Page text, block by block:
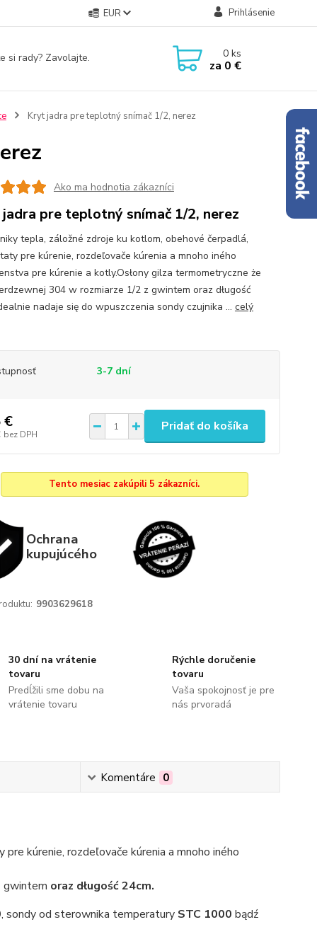
EUR Prihlásenie
si rady? Zavolajte. 0ks
za 0 €
Kryt jadra pre teplotný snímač 1/2, nerez
Ako ma hodnotia zákazníci
pre teplotný snímač 1/2, nerez
tepla, záložné zdroje ku kotlom, obehové čerpadlá,
pre kúrenie, rozdeľovače kúrenia a mnoho iného
pre kúrenie a kotly.Osłony gilza termometryczne że
304 w rozmiarze 1/2 z gwintem oraz długość
nadaje się do wpuszczenia sondy czujnika ... celý
3-7 dní
€
bez DPH
Pridať do košíka
Tento mesiac zakúpili 5 zákazníci.
Ochrana
kupujúcého
9903629618
30 dní na vrátenie
tovaru
Predĺžili sme dobu na
vrátenie tovaru
Rýchle doručenie
tovaru
Vaša spokojnosť je pre
nás prvoradá
Komentáre 0
kúrenie, rozdeľovače kúrenia a mnoho iného
gwintem oraz długość 24cm.
, sondy od sterownika temperaturySTC 1000 bądź